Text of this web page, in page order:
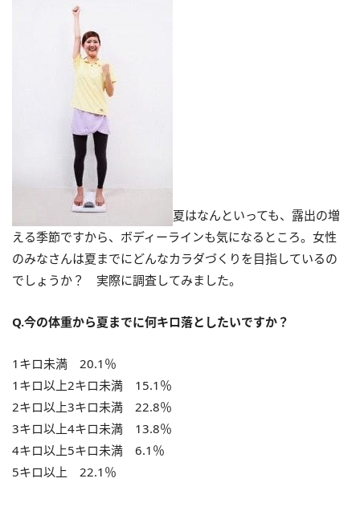
夏はなんといっても、露出の増
える季節ですから、ボディーラインも気になるところ。女性
のみなさんは夏までにどんなカラダづくりを目指しているの
でしょうか？ 実際に調査してみました。
Q.今の体重から夏までに何キロ落としたいですか？
1キロ未満 20.1％
1キロ以上2キロ未満 15.1％
2キロ以上3キロ未満 22.8％
3キロ以上4キロ未満 13.8％
4キロ以上5キロ未満 6.1％
5キロ以上 22.1％